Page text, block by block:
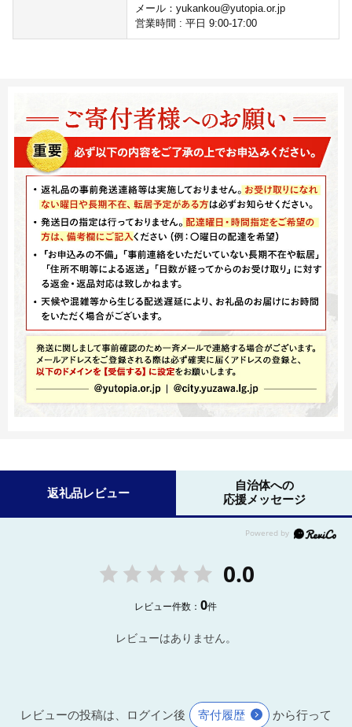
メール：yukankou@yutopia.or.jp
営業時間 : 平日 9:00-17:00
返礼品レビュー
自治体への
応援メッセージ
0.0
レビュー件数：0件
レビューはありません。
レビューの投稿は、ログイン後 寄付履歴
から行って